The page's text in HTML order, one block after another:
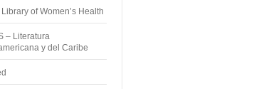
of Women’s Health
– Literatura
y del Caribe